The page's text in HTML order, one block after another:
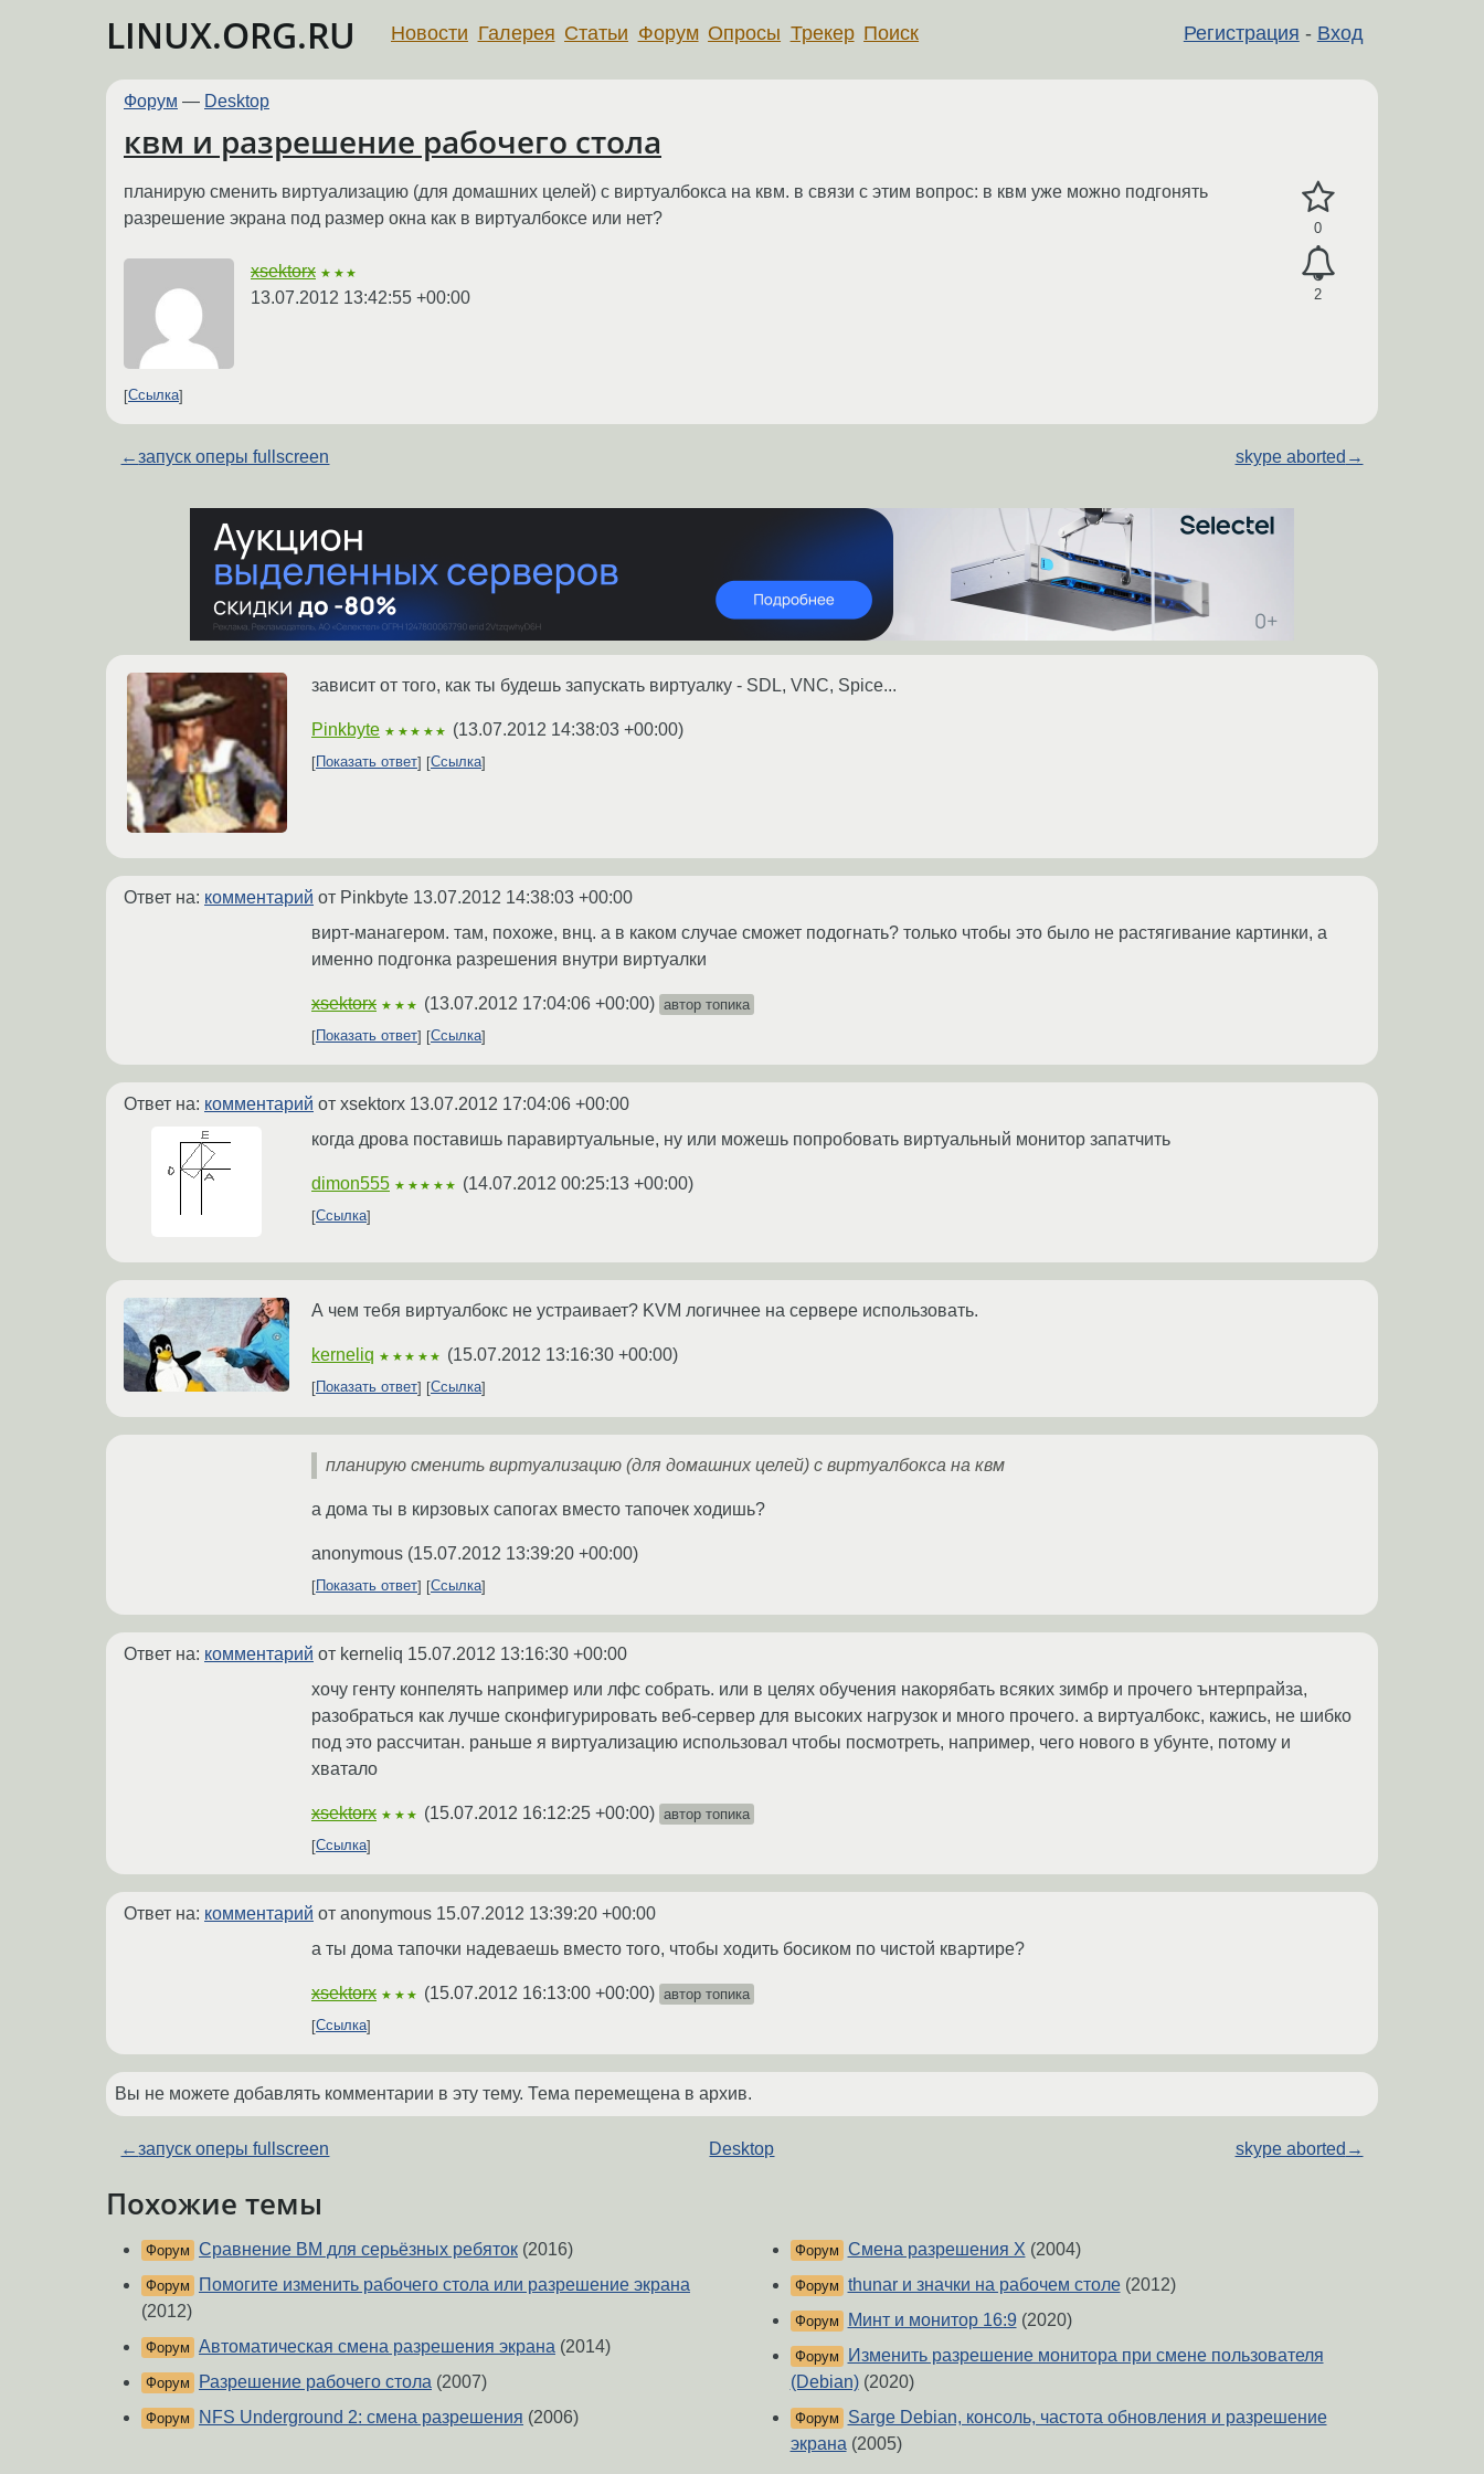
LINUX.ORG.RU Регистрация - Вход
Новости Галерея Статьи Форум Опросы Трекер Поиск
Форум — Desktop
квм и разрешение рабочего стола
0
2
планирую сменить виртуализацию (для домашних целей) с виртуалбокса на квм. в связи с этим вопрос: в квм уже можно подгонять
разрешение экрана под размер окна как в виртуалбоксе или нет?
xsektorx ★★★
13.07.2012 13:42:55 +00:00
Ссылка
←запуск оперы fullscreen skype aborted →
зависит от того, как ты будешь запускать виртуалку - SDL, VNC, Spice...
Pinkbyte ★★★★★ (13.07.2012 14:38:03 +00:00)
Показать ответ Ссылка
Ответ на: комментарий от Pinkbyte 13.07.2012 14:38:03 +00:00
вирт-манагером. там, похоже, внц. а в каком случае сможет подогнать? только чтобы это было не растягивание картинки, а
именно подгонка разрешения внутри виртуалки
xsektorx ★★★ (13.07.2012 17:04:06 +00:00) автор топика
Показать ответ
Ссылка
Ответ на: комментарий от xsektorx 13.07.2012 17:04:06 +00:00
когда дрова поставишь паравиртуальные, ну или можешь попробовать виртуальный монитор запатчить
dimon555 ★★★★★ (14.07.2012 00:25:13 +00:00)
Ссылка
А чем тебя виртуалбокс не устраивает? KVM логичнее на сервере использовать.
kerneliq ★★★★★ (15.07.2012 13:16:30 +00:00)
Показать ответ Ссылка
планирую сменить виртуализацию (для домашних целей) с виртуалбокса на квм
а дома ты в кирзовых сапогах вместо тапочек ходишь?
anonymous (15.07.2012 13:39:20 +00:00)
Показать ответ Ссылка
Ответ на: комментарий от kerneliq 15.07.2012 13:16:30 +00:00
хочу генту конпелять например или лфс собрать. или в целях обучения накорябать всяких зимбр и прочего ънтерпрайза,
разобраться как лучше сконфигурировать веб-сервер для высоких нагрузок и много прочего. а виртуалбокс, кажись, не шибко
под это рассчитан. раньше я виртуализацию использовал чтобы посмотреть, например, чего нового в убунте, потому и
хватало
xsektorx ★★★ (15.07.2012 16:12:25 +00:00) автор топика
Ссылка
Ответ на: комментарий от anonymous 15.07.2012 13:39:20 +00:00
а ты дома тапочки надеваешь вместо того, чтобы ходить босиком по чистой квартире?
xsektorx ★★★ (15.07.2012 16:13:00 +00:00) автор топика
Ссылка
Вы не можете добавлять комментарии в эту тему. Тема перемещена в архив.
←запуск оперы fullscreen Desktop skype aborted →
Похожие темы
Форум Сравнение ВМ для серьёзных ребяток (2016)
Форум
Помогите изменить рабочего стола или разрешение экрана
(2012)
Форум Автоматическая смена разрешения экрана (2014)
Форум Разрешение рабочего стола (2007)
Форум NFS Underground 2: смена разрешения (2006)
Форум Смена разрешения X (2004)
Форум thunar и значки на рабочем столе(2012)
Форум Минт и монитор 16:9 (2020)
Форум
Изменить разрешение монитора при смене пользователя
(Debian)(2020)
Форум
Sarge Debian, консоль, частота обновления и разрешение
экрана(2005)